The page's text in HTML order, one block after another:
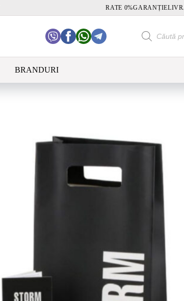
RATE 0%GARANȚIE
Products
search
BRANDURI